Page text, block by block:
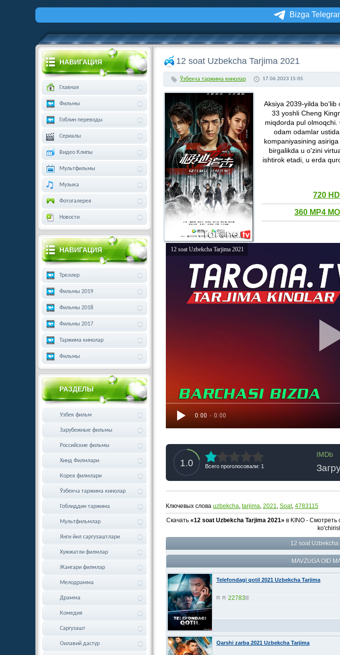
Bizga
12 soat Uzbekcha Tarjima 2021
Ўзбекча таржима кинолар 17.06.2023 15:05
Aksiya 2039-yilda
33 yoshli Cheng
miqdorda pul
odam odamlar
kompaniyasining
birgalikda u o'zini
ishtirok etadi, u erda
720
360 MP4
0:00 - 0:00
12 soat Uzbekcha Tarjima 2021
1.0 Всего проголосовали: 1
IMDb
Ключевых слова uzbekcha tarjima 2021 Soat, 4783115
Скачать «12 soat Uzbekcha Tarjima 2021» в KINO - Смотреть
12 soat Uzbekcha
MAVZUGA OID
Telefondagi qotil 2021 Uzbekcha Tarjima
22783
Qarshi zarba 2021 Uzbekcha Tarjima
НАВИГАЦИЯ
Главная
Фильмы
Гоблин переводы
Сериалы
Видео Клипы
Мультфильмы
Музыка
Фотогалерея
Новости
НАВИГАЦИЯ
Треллер
Фильмы 2019
Фильмы 2018
Фильмы 2017
Таржима кинолар
Фильмы
РАЗДЕЛЫ
Узбек фильм
Зарубежные фильмы
Российские фильмы
Хинд Филмлари
Корея филмлари
Ўзбекча таржима кинолар
Гоблиддин таржима
Мультфильмлар
Янги йил саргузаштлари
Хужжатли филмлар
Жангари филмлар
Мелодрамма
Драмма
Комедия
Саргузашт
Оилавий дастур